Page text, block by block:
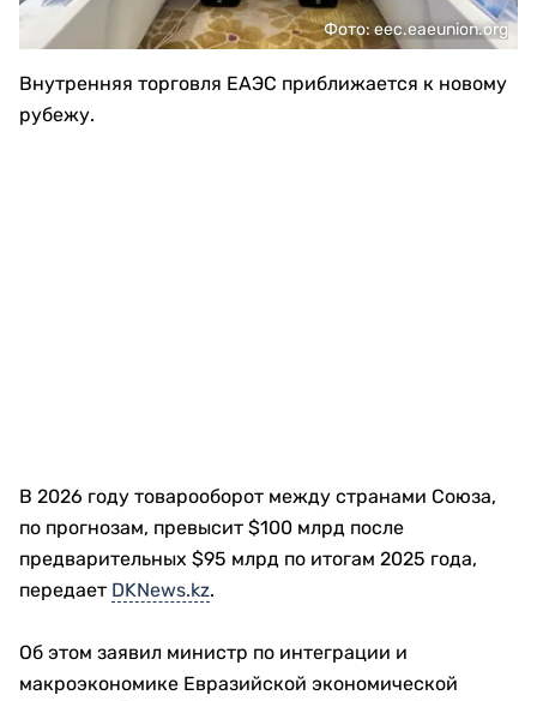
Фото: eec.eaeunion.org
Внутренняя торговля ЕАЭС приближается к новому
рубежу.
В 2026 году товарооборот между странами Союза,
по прогнозам, превысит $100 млрд после
предварительных $95 млрд по итогам 2025 года,
передает DKNews.kz.
Об этом заявил министр по интеграции и
макроэкономике Евразийской экономической